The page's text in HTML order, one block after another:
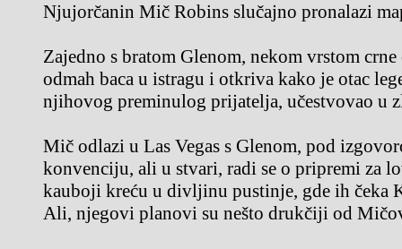
Njujorčanin Mič Robins slučajno pronalazi
Zajedno s bratom Glenom, nekom vrstom
odmah baca u istragu i otkriva kako je otac
njihovog preminulog prijatelja, učestvovao u
Mič odlazi u Las Vegas s Glenom, pod
konvenciju, ali u stvari, radi se o pripremi za
kauboji kreću u divljinu pustinje, gde ih čeka
Ali, njegovi planovi su nešto drukčiji od